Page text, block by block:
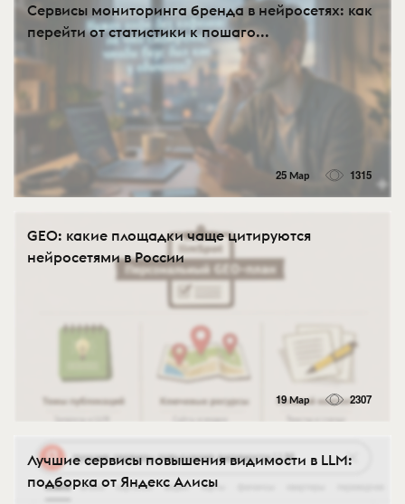
Сервисы мониторинга бренда в нейросетях: как
перейти от статистики к пошаго...
25 Мар 1315
GEO: какие площадки чаще цитируются
нейросетями в России
19 Мар 2307
Лучшие сервисы повышения видимости в LLM:
подборка от Яндекс Алисы